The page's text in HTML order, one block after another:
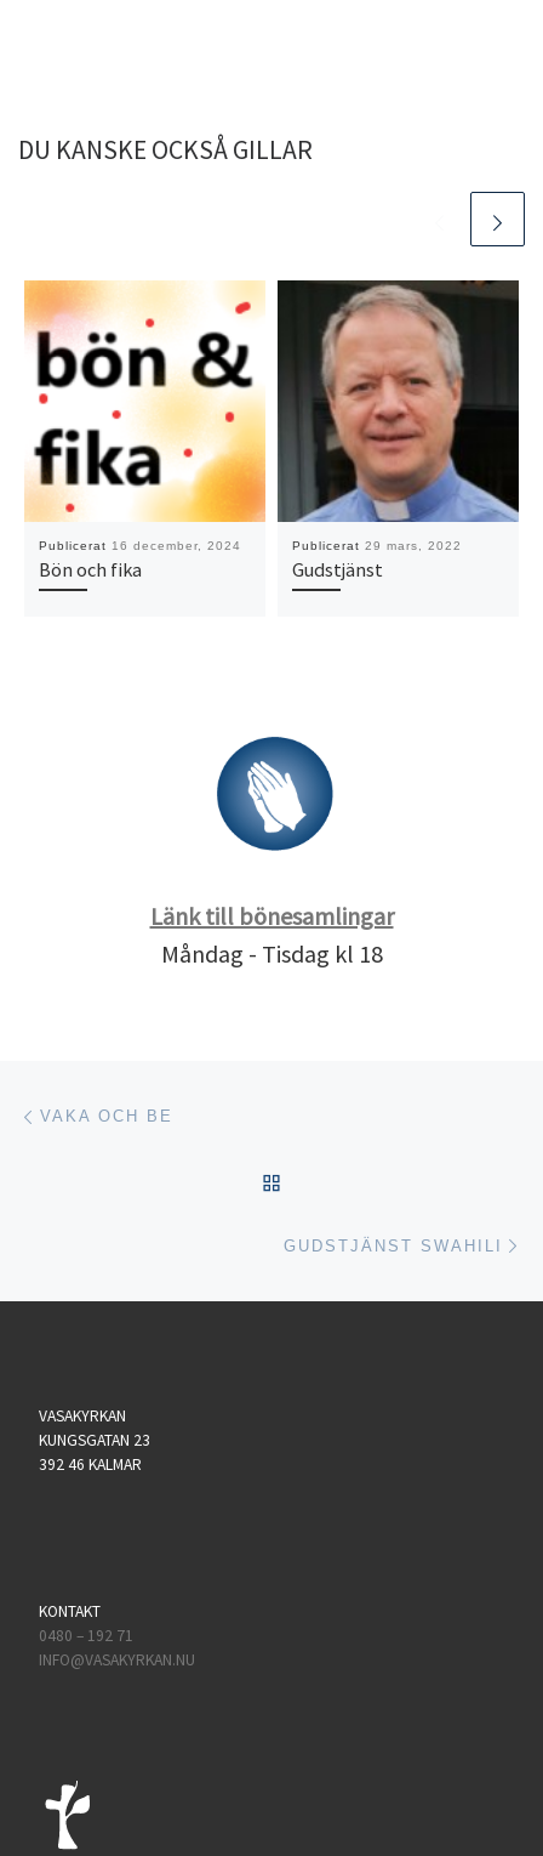
DU KANSKE OCKSÅ GILLAR
Publicerat 16 december, 2024
Bön och fika
Publicerat 29 mars, 2022
Gudstjänst
Länk till bönesamlingar
Måndag - Tisdag kl 18
Inläggsnavigering
VAKA OCH BE
GUDSTJÄNST SWAHILI
VASAKYRKAN
KUNGSGATAN 23
392 46 KALMAR
KONTAKT
0480 – 192 71
INFO@VASAKYRKAN.NU